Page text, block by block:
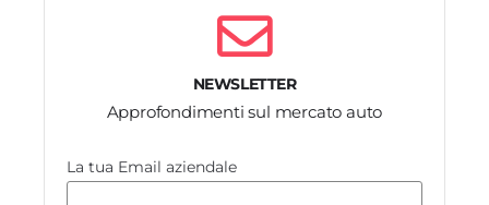
NEWSLETTER
Approfondimenti sul mercato auto
La tua Email aziendale